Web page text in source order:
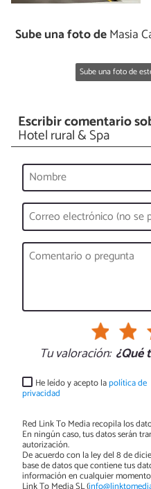
Sube una foto deMasia
Sube una foto de
Escribir comentario
Hotel rural & Spa
Tu valoración: ¿Qué
He leído y acepto lapolítica de
privacidad
Red Link To Media recopila los
En ningún caso, tus datos serán
autorización.
De acuerdo con la ley del 8 de
base de datos que contiene tus
información en cualquier